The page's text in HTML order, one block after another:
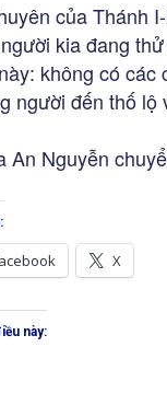
của Thánh
kia đang
không có các
người đến thố lộ
An Nguyễn
X
này: